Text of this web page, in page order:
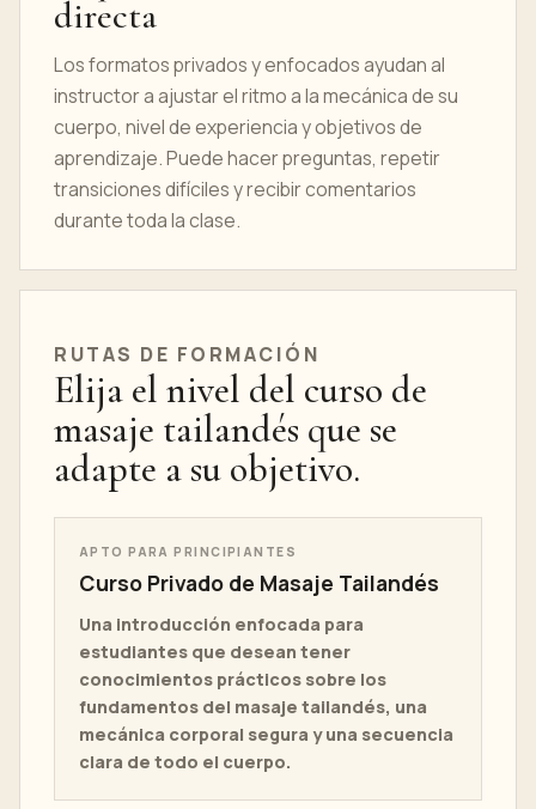
directa
Los formatos privados y enfocados ayudan al
instructor a ajustar el ritmo a la mecánica de su
cuerpo, nivel de experiencia y objetivos de
aprendizaje. Puede hacer preguntas, repetir
transiciones difíciles y recibir comentarios
durante toda la clase.
RUTAS DE FORMACIÓN
Elija el nivel del curso de
masaje tailandés que se
adapte a su objetivo.
APTO PARA PRINCIPIANTES
Curso Privado de Masaje Tailandés
Una introducción enfocada para
estudiantes que desean tener
conocimientos prácticos sobre los
fundamentos del masaje tailandés, una
mecánica corporal segura y una secuencia
clara de todo el cuerpo.